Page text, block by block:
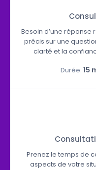
Besoin d’une
précis sur une
clarté et la
Durée: 15
Prenez le temps de
aspects de votre